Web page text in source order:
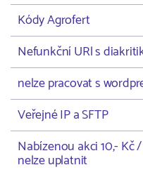
Kódy Agrofert
Nefunkční URl s
nelze pracovat s
Veřejné IP a SFTP
Nabízenou akci 10,-
nelze uplatnit